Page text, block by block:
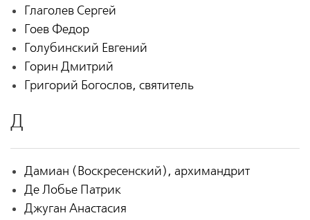
Глаголев Сергей
Гоев Федор
Голубинский Евгений
Горин Дмитрий
Григорий Богослов, святитель
Д
Дамиан (Воскресенский), архимандрит
Де Лобье Патрик
Джуган Анастасия